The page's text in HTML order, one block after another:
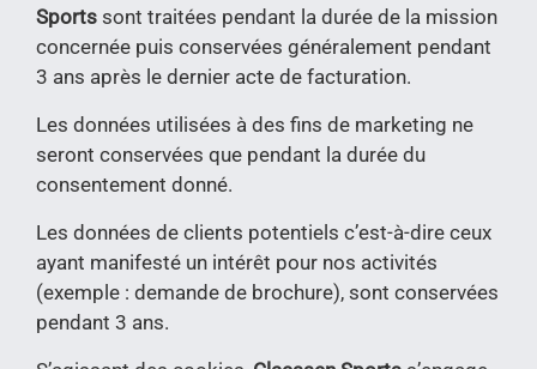
Sports sont traitées pendant la durée de la mission
concernée puis conservées généralement pendant
3 ans après le dernier acte de facturation.
Les données utilisées à des fins de marketing ne
seront conservées que pendant la durée du
consentement donné.
Les données de clients potentiels c’est-à-dire ceux
ayant manifesté un intérêt pour nos activités
(exemple : demande de brochure), sont conservées
pendant 3 ans.